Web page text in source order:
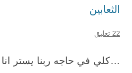
الثعابين
22 تعليق
…كلي في حاجه ربنا يستر انا